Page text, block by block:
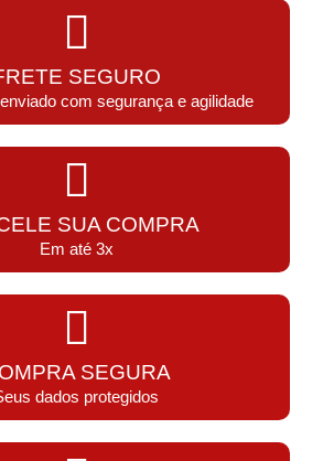
SEGURO
com segurança e agilidade
SUA COMPRA
Em até 3x
SEGURA
dados protegidos